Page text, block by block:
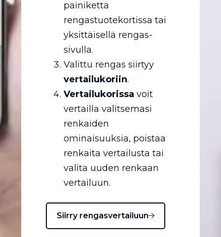
painiketta
rengastuotekortissa tai
yksittäisellä rengas-
sivulla.
Valittu rengas siirtyy
vertailukoriin.
Vertailukorissa voit
vertailla valitsemasi
renkaiden
ominaisuuksia, poistaa
renkaita vertailusta tai
valita uuden renkaan
vertailuun.
Siirry rengasvertailuun